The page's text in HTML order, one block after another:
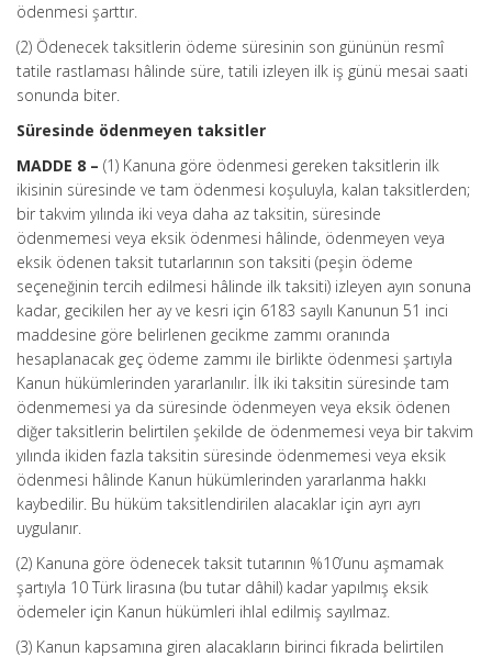
ödenmesi şarttır.
(2) Ödenecek taksitlerin ödeme süresinin son gününün resmî
tatile rastlaması hâlinde süre, tatili izleyen ilk iş günü mesai saati
sonunda biter.
Süresinde ödenmeyen taksitler
MADDE 8 – (1) Kanuna göre ödenmesi gereken taksitlerin ilk
ikisinin süresinde ve tam ödenmesi koşuluyla, kalan taksitlerden;
bir takvim yılında iki veya daha az taksitin, süresinde
ödenmemesi veya eksik ödenmesi hâlinde, ödenmeyen veya
eksik ödenen taksit tutarlarının son taksiti (peşin ödeme
seçeneğinin tercih edilmesi hâlinde ilk taksiti) izleyen ayın sonuna
kadar, gecikilen her ay ve kesri için 6183 sayılı Kanunun 51 inci
maddesine göre belirlenen gecikme zammı oranında
hesaplanacak geç ödeme zammı ile birlikte ödenmesi şartıyla
Kanun hükümlerinden yararlanılır. İlk iki taksitin süresinde tam
ödenmemesi ya da süresinde ödenmeyen veya eksik ödenen
diğer taksitlerin belirtilen şekilde de ödenmemesi veya bir takvim
yılında ikiden fazla taksitin süresinde ödenmemesi veya eksik
ödenmesi hâlinde Kanun hükümlerinden yararlanma hakkı
kaybedilir. Bu hüküm taksitlendirilen alacaklar için ayrı ayrı
uygulanır.
(2) Kanuna göre ödenecek taksit tutarının %10’unu aşmamak
şartıyla 10 Türk lirasına (bu tutar dâhil) kadar yapılmış eksik
ödemeler için Kanun hükümleri ihlal edilmiş sayılmaz.
(3) Kanun kapsamına giren alacakların birinci fıkrada belirtilen